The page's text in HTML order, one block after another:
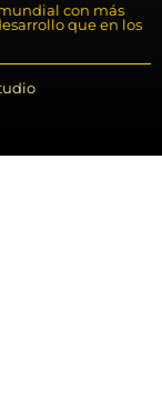
con más
que en los